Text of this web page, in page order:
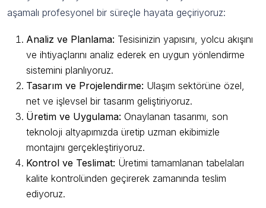
aşamalı profesyonel bir süreçle hayata geçiriyoruz:
Analiz ve Planlama: Tesisinizin yapısını, yolcu akışını
ve ihtiyaçlarını analiz ederek en uygun yönlendirme
sistemini planlıyoruz.
Tasarım ve Projelendirme: Ulaşım sektörüne özel,
net ve işlevsel bir tasarım geliştiriyoruz.
Üretim ve Uygulama: Onaylanan tasarımı, son
teknoloji altyapımızda üretip uzman ekibimizle
montajını gerçekleştiriyoruz.
Kontrol ve Teslimat: Üretimi tamamlanan tabelaları
kalite kontrolünden geçirerek zamanında teslim
ediyoruz.